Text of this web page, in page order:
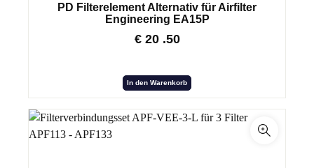
PD Filterelement Alternativ für Airfilter
Engineering EA15P
€ 20 .50
In den Warenkorb